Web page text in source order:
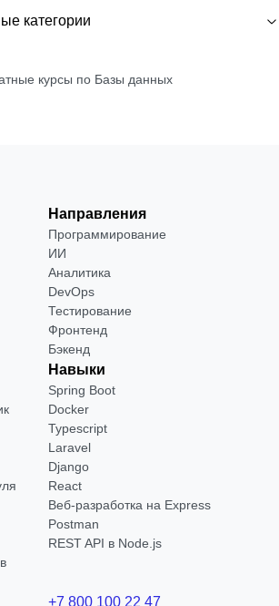
категории
курсы по Базы данных
Направления
Программирование
ИИ
Аналитика
DevOps
Тестирование
Фронтенд
Бэкенд
Навыки
Spring Boot
Docker
Typescript
Laravel
Django
React
Веб-разработка на Express
Postman
REST API в Node.js
+7 800 100 22 47